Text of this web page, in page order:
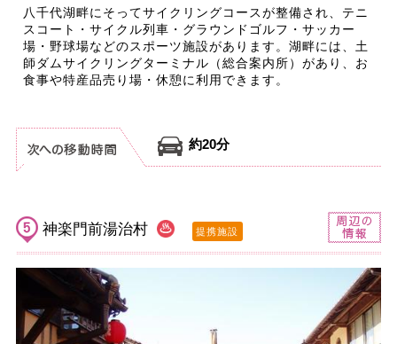
八千代湖畔にそってサイクリングコースが整備され、テニ
スコート・サイクル列車・グラウンドゴルフ・サッカー
場・野球場などのスポーツ施設があります。湖畔には、土
師ダムサイクリングターミナル（総合案内所）があり、お
食事や特産品売り場・休憩に利用できます。
約20分
神楽門前湯治村 提携施設